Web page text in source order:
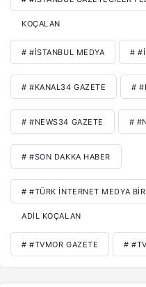
KOÇALAN
# #İSTANBUL MEDYA #
# #KANAL34 GAZETE #
# #NEWS34 GAZETE #
# #SON DAKKA HABER
# #TÜRK İNTERNET MEDYA
ADIL KOÇALAN
# #TVMOR GAZETE #